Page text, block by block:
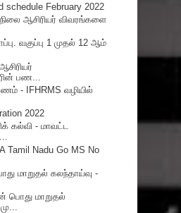
schedule February 2022
ஆசிரியர் விவரங்களை
வகுப்பு 1 முதல் 12 ஆம்
பண...
- IFHRMS வழியில்
2022
கல்வி - மாவட்ட
Tamil Nadu Go MS No
மாறுதல் கலந்தாய்வு -
பொது மாறுதல்